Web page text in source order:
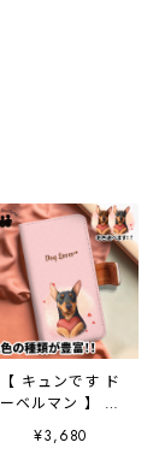
【 キュンです ド
ーベルマン 】 手
帳 スマホケース
犬 うちの子 プ
¥3,680